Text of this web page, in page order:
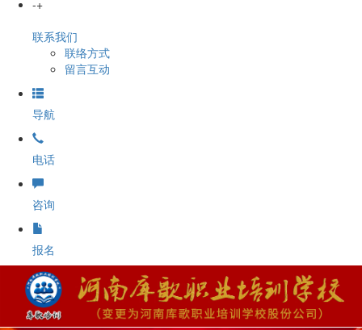
-+
联系我们
联络方式
留言互动
导航
电话
咨询
报名